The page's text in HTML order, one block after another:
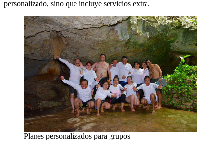
personalizado, sino que incluye servicios extra.
Planes personalizados para grupos